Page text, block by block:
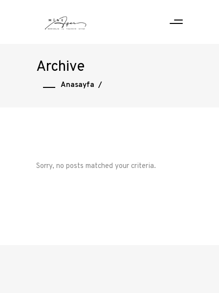
Archive
Anasayfa /
Sorry, no posts matched your criteria.